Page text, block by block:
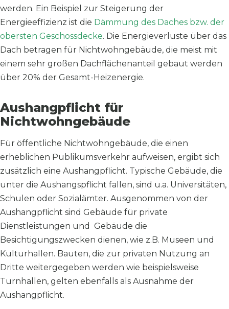
werden. Ein Beispiel zur Steigerung der
Energieeffizienz ist die Dämmung des Daches bzw. der
obersten Geschossdecke. Die Energieverluste über das
Dach betragen für Nichtwohngebäude, die meist mit
einem sehr großen Dachflächenanteil gebaut werden
über 20% der Gesamt-Heizenergie.
Aushangpflicht für
Nichtwohngebäude
Für öffentliche Nichtwohngebäude, die einen
erheblichen Publikumsverkehr aufweisen, ergibt sich
zusätzlich eine Aushangpflicht. Typische Gebäude, die
unter die Aushangspflicht fallen, sind u.a. Universitäten,
Schulen oder Sozialämter. Ausgenommen von der
Aushangpflicht sind Gebäude für private
Dienstleistungen und Gebäude die
Besichtigungszwecken dienen, wie z.B. Museen und
Kulturhallen. Bauten, die zur privaten Nutzung an
Dritte weitergegeben werden wie beispielsweise
Turnhallen, gelten ebenfalls als Ausnahme der
Aushangpflicht.